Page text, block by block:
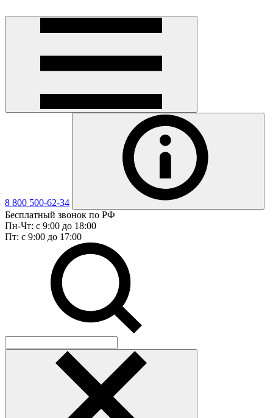
8 800 500-62-34
Бесплатный звонок по РФ
Пн-Чт: с 9:00 до 18:00
Пт: с 9:00 до 17:00